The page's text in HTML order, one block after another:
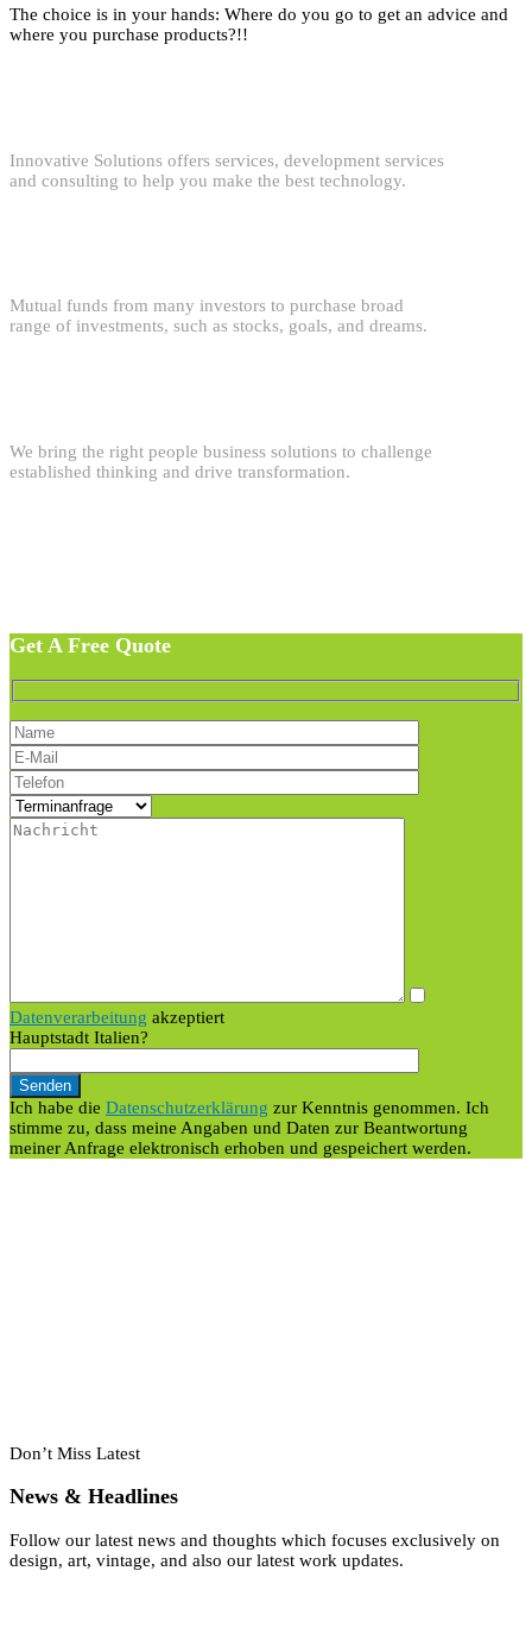
The choice is in your hands: Where do you go to get an advice and
where you purchase products?!!
Innovative Solutions offers services, development services
and consulting to help you make the best technology.
Mutual funds from many investors to purchase broad
range of investments, such as stocks, goals, and dreams.
We bring the right people business solutions to challenge
established thinking and drive transformation.
Get A Free Quote
Datenverarbeitung akzeptiert
Hauptstadt Italien?
Ich habe die Datenschutzerklärung zur Kenntnis genommen. Ich
stimme zu, dass meine Angaben und Daten zur Beantwortung
meiner Anfrage elektronisch erhoben und gespeichert werden.
Don’t Miss Latest
News & Headlines
Follow our latest news and thoughts which focuses exclusively on
design, art, vintage, and also our latest work updates.